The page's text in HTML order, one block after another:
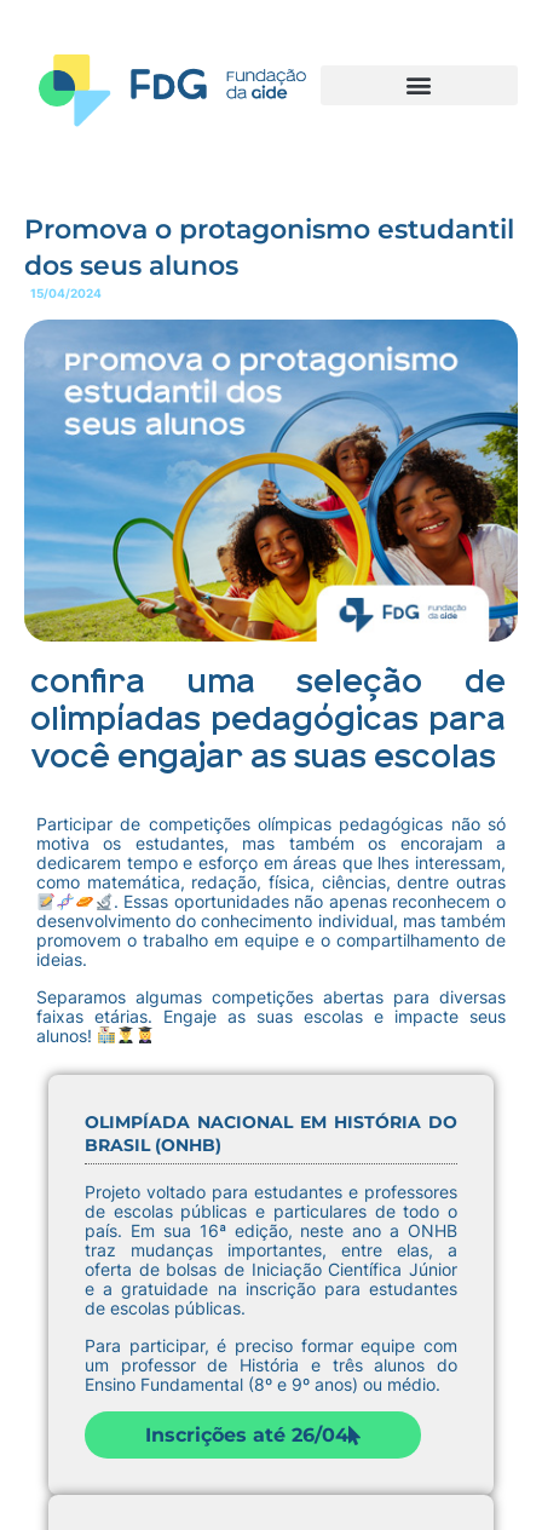
Promova o protagonismo estudantil
dos seus alunos
15/04/2024
Confira uma seleção de
olimpíadas pedagógicas para
você engajar as suas escolas
Participar de competições olímpicas pedagógicas não só
motiva os estudantes, mas também os encorajam a
dedicarem tempo e esforço em áreas que lhes interessam,
como matemática, redação, física, ciências, dentre outras
. Essas oportunidades não apenas reconhecem o
desenvolvimento do conhecimento individual, mas também
promovem o trabalho em equipe e o compartilhamento de
ideias.
Separamos algumas competições abertas para diversas
faixas etárias. Engaje as suas escolas e impacte seus
alunos!
OLIMPÍADA NACIONAL EM HISTÓRIA DO
BRASIL (ONHB)
Projeto voltado para estudantes e professores
de escolas públicas e particulares de todo o
país. Em sua 16ª edição, neste ano a ONHB
traz mudanças importantes, entre elas, a
oferta de bolsas de Iniciação Científica Júnior
e a gratuidade na inscrição para estudantes
de escolas públicas.
Para participar, é preciso formar equipe com
um professor de História e três alunos do
Ensino Fundamental (8º e 9º anos) ou médio.
Inscrições até 26/04